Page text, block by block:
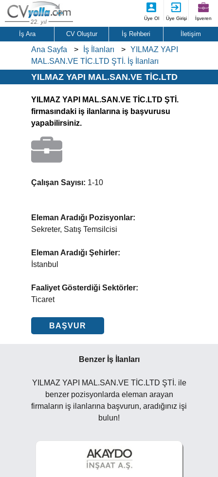
Üye Ol Üye Girişi İşveren
İş Ara CV Oluştur İş Rehberi İletişim
Ana Sayfa İş İlanları
YILMAZ YAPI
MAL.SAN.VE TİC.LTD ŞTİ. İş İlanları
YILMAZ YAPI MAL.SAN.VE TİC.LTD
YILMAZ YAPI MAL.SAN.VE TİC.LTD ŞTİ.
firmasındaki iş ilanlarına iş başvurusu
yapabilirsiniz.
Çalışan Sayısı: 1-10
Eleman Aradığı Pozisyonlar:
Sekreter, Satış Temsilcisi
Eleman Aradığı Şehirler:
İstanbul
Faaliyet Gösterdiği Sektörler:
Ticaret
BAŞVUR
Benzer İş İlanları
YILMAZ YAPI MAL.SAN.VE TİC.LTD ŞTİ. ile
benzer pozisyonlarda eleman arayan
firmaların iş ilanlarına başvurun, aradığınız işi
bulun!